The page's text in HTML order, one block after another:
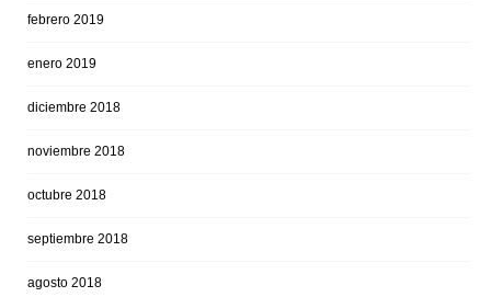
febrero 2019
enero 2019
diciembre 2018
noviembre 2018
octubre 2018
septiembre 2018
agosto 2018